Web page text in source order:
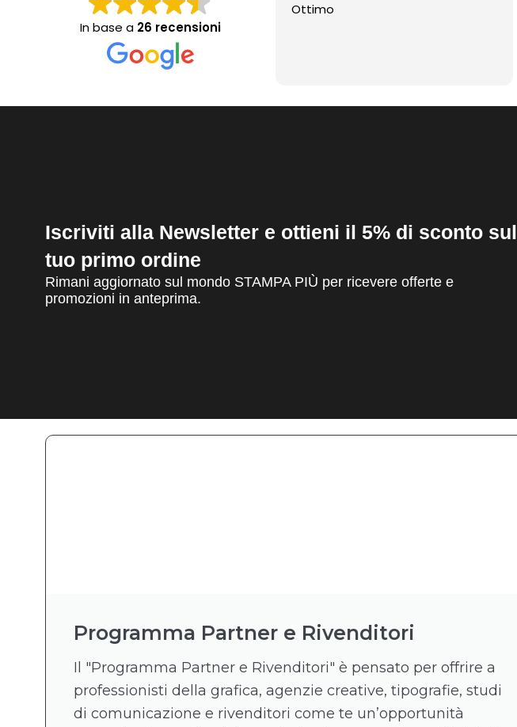
In base a 26 recensioni
Ottimo
Iscriviti alla Newsletter e ottieni il 5% di sconto sul
tuo primo ordine
Rimani aggiornato sul mondo STAMPA PIÙ per ricevere offerte e
promozioni in anteprima.
Programma Partner e Rivenditori
Il "Programma Partner e Rivenditori" è pensato per offrire a
professionisti della grafica, agenzie creative, tipografie, studi
di comunicazione e rivenditori come te un’opportunità